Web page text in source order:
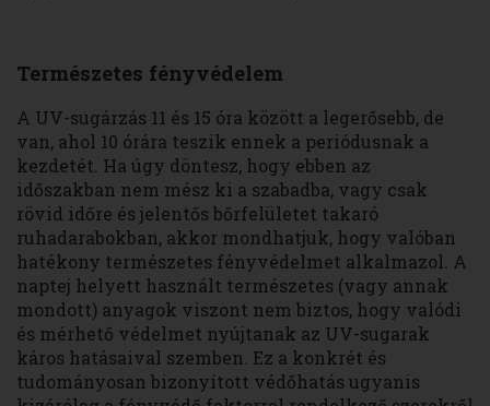
Természetes fényvédelem
A UV-sugárzás 11 és 15 óra között a legerősebb, de
van, ahol 10 órára teszik ennek a periódusnak a
kezdetét. Ha úgy döntesz, hogy ebben az
időszakban nem mész ki a szabadba, vagy csak
rövid időre és jelentős bőrfelületet takaró
ruhadarabokban, akkor mondhatjuk, hogy valóban
hatékony természetes fényvédelmet alkalmazol. A
naptej helyett használt természetes (vagy annak
mondott) anyagok viszont nem biztos, hogy valódi
és mérhető védelmet nyújtanak az UV-sugarak
káros hatásaival szemben. Ez a konkrét és
tudományosan bizonyított védőhatás ugyanis